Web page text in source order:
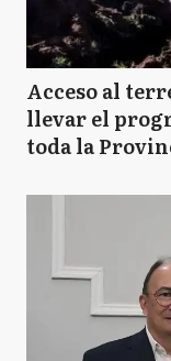
Acceso al
llevar el
toda la